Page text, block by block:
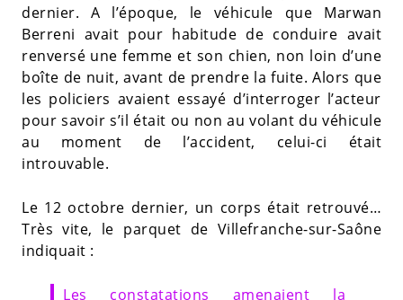
dernier. A l’époque, le véhicule que Marwan
Berreni avait pour habitude de conduire avait
renversé une femme et son chien, non loin d’une
boîte de nuit, avant de prendre la fuite. Alors que
les policiers avaient essayé d’interroger l’acteur
pour savoir s’il était ou non au volant du véhicule
au moment de l’accident, celui-ci était
introuvable.
Le 12 octobre dernier, un corps était retrouvé…
Très vite, le parquet de Villefranche-sur-Saône
indiquait :
Les constatations amenaient la